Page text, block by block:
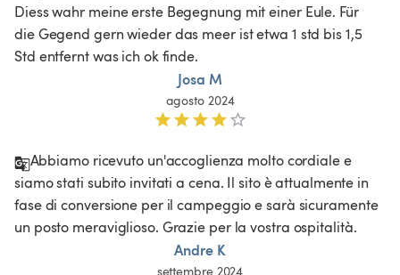
Diess wahr meine erste Begegnung mit einer Eule. Für
die Gegend gern wieder das meer ist etwa 1 std bis 1,5
Std entfernt was ich ok finde.
Josa M
agosto 2024
Abbiamo ricevuto un'accoglienza molto cordiale e
siamo stati subito invitati a cena. Il sito è attualmente in
fase di conversione per il campeggio e sarà sicuramente
un posto meraviglioso. Grazie per la vostra ospitalità.
Andre K
settembre 2024